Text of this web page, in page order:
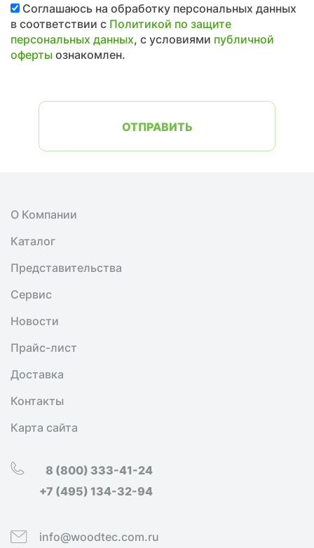
Соглашаюсь на обработку персональных данных
в соответствии с Политикой по защите
персональных данных, с условиями публичной
офертыознакомлен.
ОТПРАВИТЬ
О Компании
Каталог
Представительства
Сервис
Новости
Прайс-лист
Доставка
Контакты
Карта сайта
8 (800) 333-41-24
+7 (495) 134-32-94
info@woodtec.com.ru